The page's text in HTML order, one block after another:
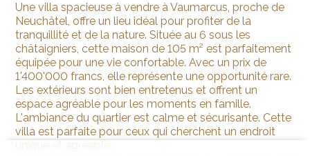
Une villa spacieuse à vendre à Vaumarcus, proche de
Neuchâtel, offre un lieu idéal pour profiter de la
tranquillité et de la nature. Située au 6 sous les
châtaigniers, cette maison de 105 m² est parfaitement
équipée pour une vie confortable. Avec un prix de
1'400'000 francs, elle représente une opportunité rare.
Les extérieurs sont bien entretenus et offrent un
espace agréable pour les moments en famille.
L'ambiance du quartier est calme et sécurisante. Cette
villa est parfaite pour ceux qui cherchent un endroit